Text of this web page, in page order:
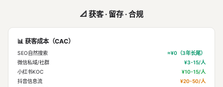
📐 获客 · 留存 · 合规
📊 获客成本（CAC）
SEO自然搜索
≈¥0（3年长尾）
微信私域/社群
¥3-15/人
小红书KOC
¥10-15/人
抖音信息流
¥20-50/人